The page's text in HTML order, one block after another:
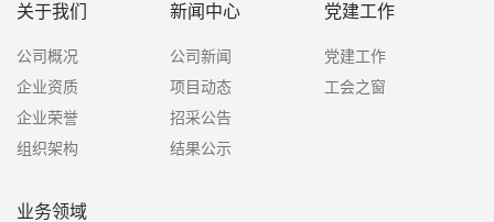
关于我们
公司概况
企业资质
企业荣誉
组织架构
新闻中心
公司新闻
项目动态
招采公告
结果公示
党建工作
党建工作
工会之窗
业务领域